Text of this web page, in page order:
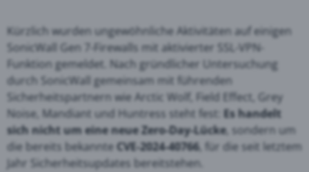
Kürzlich wurden ungewöhnliche Aktivitäten auf einigen
SonicWall Gen 7-Firewalls mit aktivierter SSL-VPN-
Funktion gemeldet. Nach gründlicher Untersuchung
durch SonicWall gemeinsam mit führenden
Sicherheitspartnern wie Arctic Wolf, Field Effect, Grey
Noise, Mandiant und Huntress steht fest: Es handelt
sich nicht um eine neue Zero-Day-Lücke, sondern um
die bereits bekannte CVE-2024-40766, für die seit letztem
Jahr Sicherheitsupdates bereitstehen.